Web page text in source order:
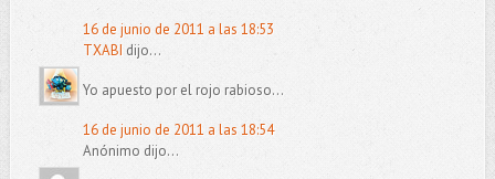
16 de junio de 2011 a las 18:53
TXABI dijo...
Yo apuesto por el rojo rabioso...
16 de junio de 2011 a las 18:54
Anónimo dijo...